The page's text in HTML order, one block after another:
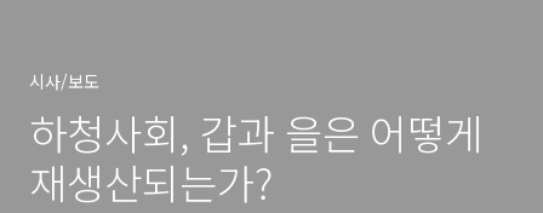
시사/보도
하청사회, 갑과 을은 어떻게
재생산되는가?